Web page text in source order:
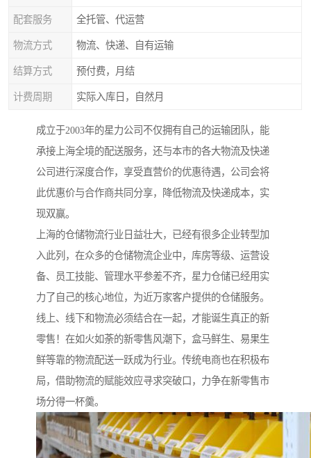
配套服务 全托管、代运营
物流方式 物流、快递、自有运输
结算方式 预付费，月结
计费周期 实际入库日，自然月
成立于2003年的星力公司不仅拥有自己的运输团队，能
承接上海全境的配送服务，还与本市的各大物流及快递
公司进行深度合作，享受直营价的优惠待遇，公司会将
此优惠价与合作商共同分享，降低物流及快递成本，实
现双赢。
上海的仓储物流行业日益壮大，已经有很多企业转型加
入此列，在众多的仓储物流企业中，库房等级、运营设
备、员工技能、管理水平参差不齐，星力仓储已经用实
力了自己的核心地位，为近万家客户提供的仓储服务。
线上、线下和物流必须结合在一起，才能诞生真正的新
零售！在如火如荼的新零售风潮下，盒马鲜生、易果生
鲜等靠的物流配送一跃成为行业。传统电商也在积极布
局，借助物流的赋能效应寻求突破口，力争在新零售市
场分得一杯羹。